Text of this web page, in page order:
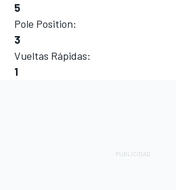
5
Pole Position:
3
Vueltas Rápidas:
1